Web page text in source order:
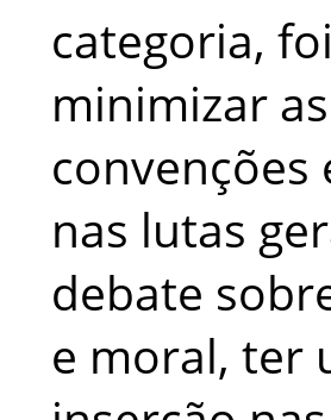
categoria,
minimizar
convenções
nas lutas
debate
e moral, ter